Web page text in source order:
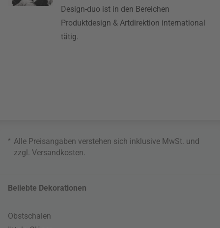
Design-duo ist in den Bereichen
Produktdesign & Artdirektion international
tätig.
* Alle Preisangaben verstehen sich inklusive MwSt. und
zzgl. Versandkosten.
Beliebte Dekorationen
Obstschalen